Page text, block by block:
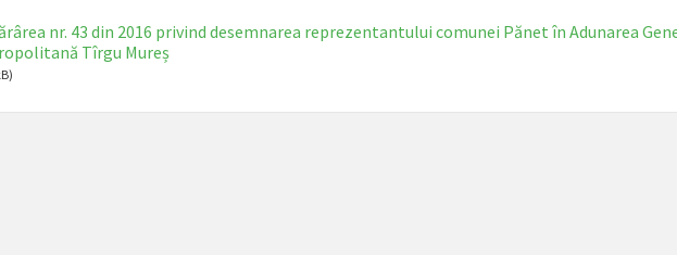
nr. 43 din 2016 privind desemnarea reprezentantului comunei Pănet în Adunarea
Tîrgu Mureș